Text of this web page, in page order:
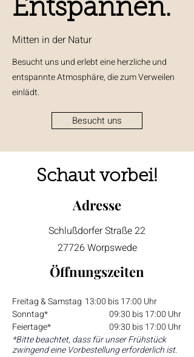
Entspannen.
Mitten in der Natur
Besucht uns und erlebt eine herzliche und
entspannte Atmosphäre, die zum Verweilen
einlädt.
Besucht uns
Schaut vorbei!
Adresse
Schlußdorfer Straße 22
27726 Worpswede
Öffnungszeiten
Freitag & Samstag	13:00 bis 17:00 Uhr
Sonntag*			09:30 bis 17:00 Uhr
Feiertage*			09:30 bis 17:00 Uhr
*Bitte beachtet, dass für unser Frühstück
zwingend eine Vorbestellung erforderlich ist.